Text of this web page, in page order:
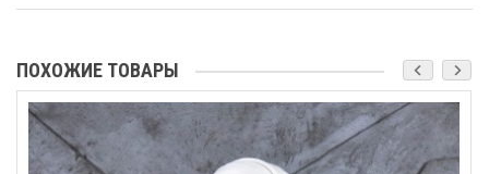
ПОХОЖИЕ ТОВАРЫ